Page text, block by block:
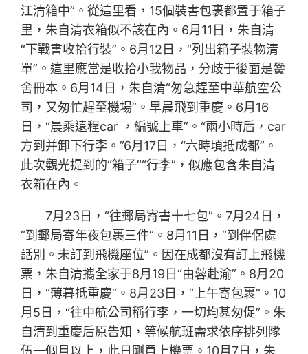
江清箱中”。從這里看，15個裝書包裹都置于箱子
里，朱自清衣箱似不該在內。6月11日，朱自清
“下戰書收拾行裝”。6月12日，“列出箱子裝物清
單”。這里應當是收拾小我物品，分歧于後面是黌
舍冊本。6月14日，朱自清“匆急趕至中華航空公
司，又匆忙趕至機場”。早晨飛到重慶。6月16
日，“晨乘遠程car ，編號上車”。“兩小時后，car
方到并卸下行李。”6月17日，“六時頃抵成都”。
此次觀光提到的“箱子”“行李”，似應包含朱自清
衣箱在內。
7月23日，“往郵局寄書十七包”。7月24日，
“到郵局寄年夜包裹三件”。8月11日，“到伴侶處
話別。未訂到飛機座位”。因在成都沒有訂上飛機
票，朱自清攜全家于8月19日“由蓉赴渝”。8月20
日，“薄暮抵重慶”。8月23日，“上午寄包裹”。10
月5日，“往中航公司稱行李，一切均甚匆促”。朱
自清到重慶后原告知，等候航班需求依序排列隊